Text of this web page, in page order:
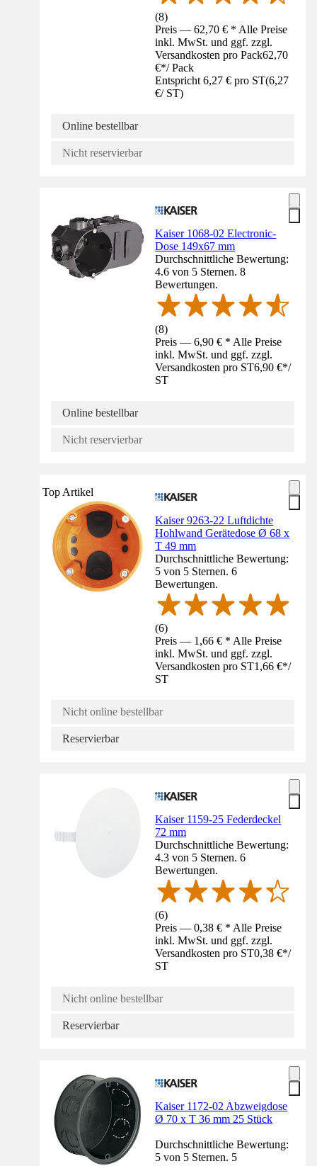
(8)
Preis — 62,70 € * Alle Preise
inkl. MwSt. und ggf. zzgl.
Versandkosten pro Pack62,70
€*/ Pack
Entspricht 6,27 € pro ST(6,27
€/ ST)
Online bestellbar
Nicht reservierbar
Kaiser 1068-02 Electronic-
Dose 149x67 mm
Durchschnittliche Bewertung:
4.6 von 5 Sternen. 8
Bewertungen.
(8)
Preis — 6,90 € * Alle Preise
inkl. MwSt. und ggf. zzgl.
Versandkosten pro ST6,90 €*/
ST
Online bestellbar
Nicht reservierbar
Top Artikel
Kaiser 9263-22 Luftdichte
Hohlwand Gerätedose Ø 68 x
T 49 mm
Durchschnittliche Bewertung:
5 von 5 Sternen. 6
Bewertungen.
(6)
Preis — 1,66 € * Alle Preise
inkl. MwSt. und ggf. zzgl.
Versandkosten pro ST1,66 €*/
ST
Nicht online bestellbar
Reservierbar
Kaiser 1159-25 Federdeckel
72 mm
Durchschnittliche Bewertung:
4.3 von 5 Sternen. 6
Bewertungen.
(6)
Preis — 0,38 € * Alle Preise
inkl. MwSt. und ggf. zzgl.
Versandkosten pro ST0,38 €*/
ST
Nicht online bestellbar
Reservierbar
Kaiser 1172-02 Abzweigdose
Ø 70 x T 36 mm 25 Stück
Durchschnittliche Bewertung:
5 von 5 Sternen. 5